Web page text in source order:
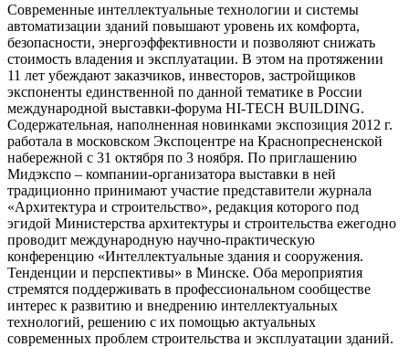
Современные интеллектуальные технологии и системы
автоматизации зданий повышают уровень их комфорта,
безопасности, энергоэффективности и позволяют снижать
стоимость владения и эксплуатации. В этом на протяжении
11 лет убеждают заказчиков, инвесторов, застройщиков
экспоненты единственной по данной тематике в России
международной выставки-форума HI-TECH BUILDING.
Содержательная, наполненная новинками экспозиция 2012 г.
работала в московском Экспоцентре на Краснопресненской
набережной с 31 октября по 3 ноября. По приглашению
Мидэкспо – компании-организатора выставки в ней
традиционно принимают участие представители журнала
«Архитектура и строительство», редакция которого под
эгидой Министерства архитектуры и строительства ежегодно
проводит международную научно-практическую
конференцию «Интеллектуальные здания и сооружения.
Тенденции и перспективы» в Минске. Оба мероприятия
стремятся поддерживать в профессиональном сообществе
интерес к развитию и внедрению интеллектуальных
технологий, решению с их помощью актуальных
современных проблем строительства и эксплуатации зданий.